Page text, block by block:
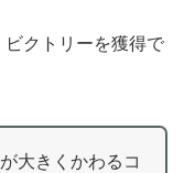
クトリーを獲得で
大きくかわるコ